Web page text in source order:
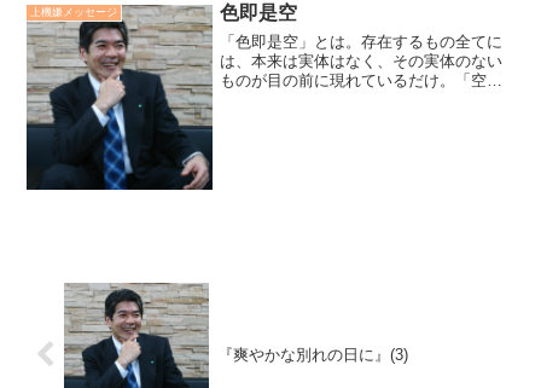
上機嫌メッセージ 色即是空
「色即是空」とは。存在するもの全てに
は、本来は実体はなく、その実体のない
ものが目の前に現れているだけ。「空」
『爽やかな別れの日に』(3)